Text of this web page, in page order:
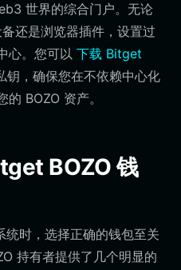
世界的综合门户。无论
还是浏览器插件，设置过
心。您可以 下载 Bitget
钥，确保您在不依赖中心化
BOZO 资产。
BOZO 钱
时，选择正确的钱包至关
持有者提供了几个明显的